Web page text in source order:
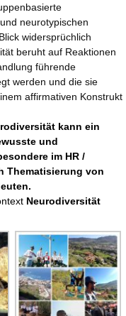
neurotypischen
widersprüchlich
beruht auf Reaktionen
führende
werden und die sie
affirmativen Konstrukt
kann ein
und
im HR /
Thematisierung von
Neurodiversität